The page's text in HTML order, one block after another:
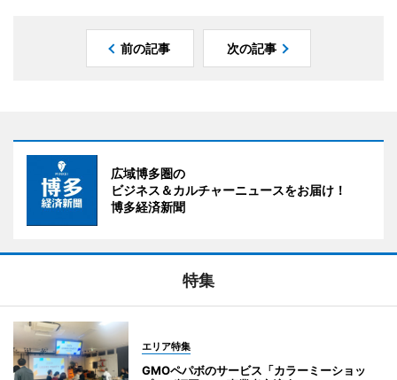
前の記事 次の記事
広域博多圏の
ビジネス＆カルチャーニュースをお届け！
博多経済新聞
特集
エリア特集
GMOペパボのサービス「カラーミーショッ